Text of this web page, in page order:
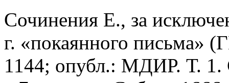
Сочинения Е., за
г. «покаянного письма»
1144; опубл.: МДИР. Т. 1.